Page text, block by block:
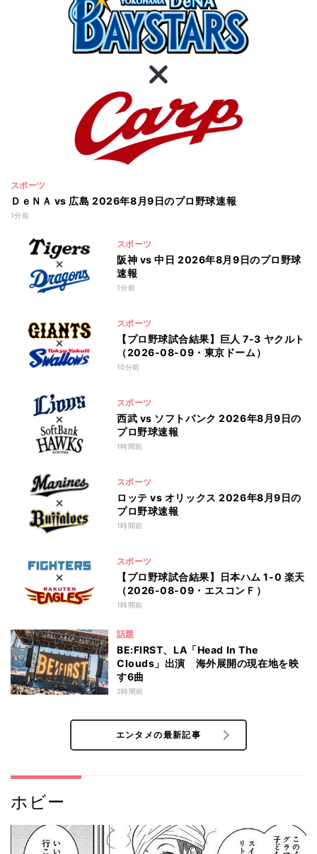
スポーツ
ＤｅＮＡ vs 広島 2026年8月9日のプロ野球速報
1分前
スポーツ
阪神 vs 中日 2026年8月9日のプロ野球
速報
1分前
スポーツ
【プロ野球試合結果】巨人 7-3 ヤクルト
（2026-08-09・東京ドーム）
10分前
スポーツ
西武 vs ソフトバンク 2026年8月9日の
プロ野球速報
1時間前
スポーツ
ロッテ vs オリックス 2026年8月9日の
プロ野球速報
1時間前
スポーツ
【プロ野球試合結果】日本ハム 1-0 楽天
（2026-08-09・エスコンＦ）
1時間前
話題
BE:FIRST、LA「Head In The
Clouds」出演 海外展開の現在地を映
す6曲
2時間前
エンタメの最新記事
ホビー